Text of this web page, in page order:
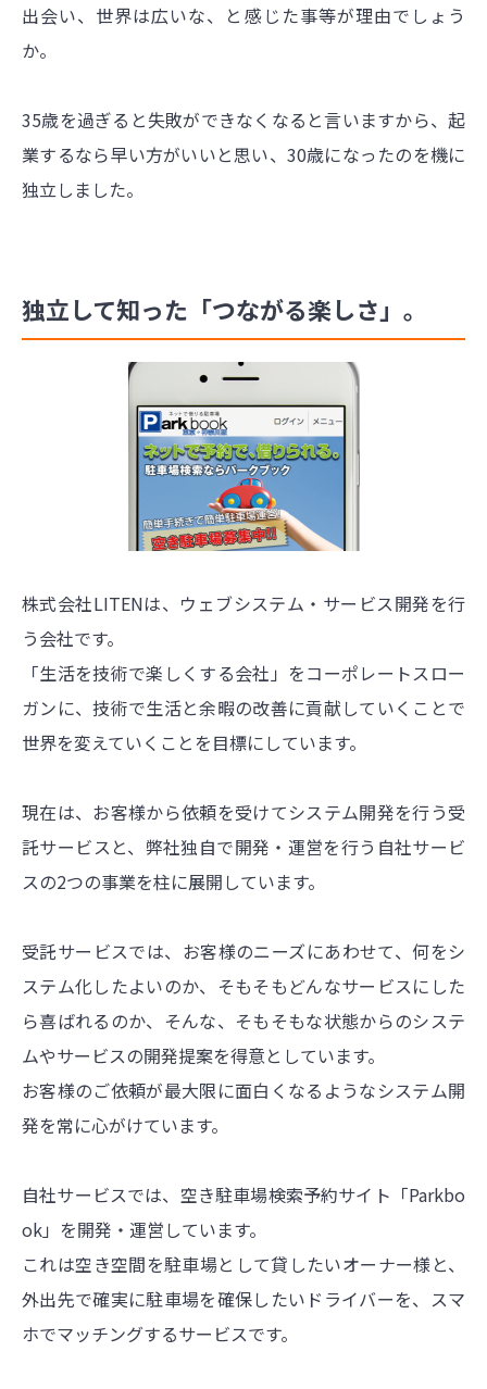
出会い、世界は広いな、と感じた事等が理由でしょう
か。
35歳を過ぎると失敗ができなくなると言いますから、起
業するなら早い方がいいと思い、30歳になったのを機に
独立しました。
独立して知った「つながる楽しさ」。
株式会社LITENは、ウェブシステム・サービス開発を行
う会社です。
「生活を技術で楽しくする会社」をコーポレートスロー
ガンに、技術で生活と余暇の改善に貢献していくことで
世界を変えていくことを目標にしています。
現在は、お客様から依頼を受けてシステム開発を行う受
託サービスと、弊社独自で開発・運営を行う自社サービ
スの2つの事業を柱に展開しています。
受託サービスでは、お客様のニーズにあわせて、何をシ
ステム化したよいのか、そもそもどんなサービスにした
ら喜ばれるのか、そんな、そもそもな状態からのシステ
ムやサービスの開発提案を得意としています。
お客様のご依頼が最大限に面白くなるようなシステム開
発を常に心がけています。
自社サービスでは、空き駐車場検索予約サイト「Parkbo
ok」を開発・運営しています。
これは空き空間を駐車場として貸したいオーナー様と、
外出先で確実に駐車場を確保したいドライバーを、スマ
ホでマッチングするサービスです。